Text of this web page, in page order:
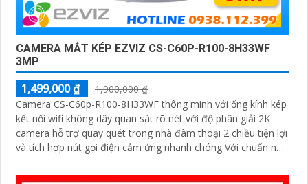
CAMERA MẮT KÉP EZVIZ CS-C60P-R100-8H33WF
3MP
1,499,000 ₫
1,900,000 ₫
Camera CS-C60p-R100-8H33WF thông minh với ống kính kép
kết nối wifi không dây quan sát rõ nét với độ phân giải 2K
camera hỗ trợ quay quét trong nhà đàm thoại 2 chiều tiện lợi
và tích hợp nút gọi điện cảm ứng nhanh chóng Với chuẩn nén
trữ hiệu quả